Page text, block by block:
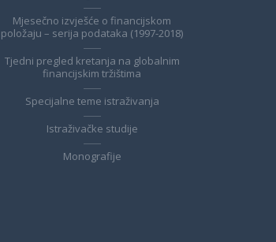
Mjesečno izvješće o financijskom
položaju – serija podataka (1997-2018)
Tjedni pregled kretanja na globalnim
financijskim tržištima
Specijalne teme istraživanja
Istraživačke studije
Monografije